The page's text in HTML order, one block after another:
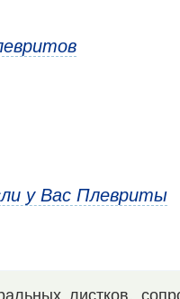
у Вас Плевриты
лист­ков,